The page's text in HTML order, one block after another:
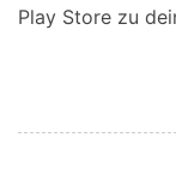
Play Store zu